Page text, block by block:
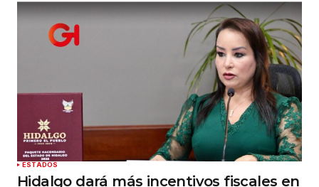
ESTADOS
Hidalgo dará más incentivos fiscales en